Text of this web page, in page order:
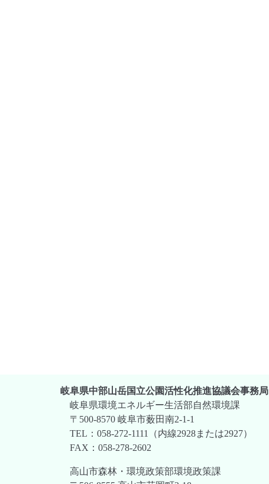
岐阜県中部山岳国立公園活性化推進協議会事務局
岐阜県環境エネルギー生活部自然環境課
〒500-8570 岐阜市薮田南2-1-1
TEL：058-272-1111（内線2928または2927）
FAX：058-278-2602
高山市森林・環境政策部環境政策課